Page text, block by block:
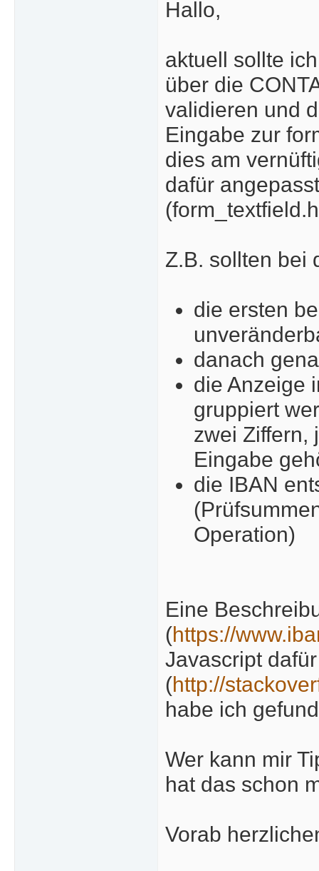
Hallo,
aktuell sollte
über die
validieren und
Eingabe zur
dies am
dafür
Z.B. sollten bei
die ersten
danach
die Anzeige
gruppiert
zwei Ziffern,
Eingabe
die IBAN
Operation)
Eine
(https://
Javascript dafür
(http://
habe ich
Wer kann mir
hat das schon
Vorab